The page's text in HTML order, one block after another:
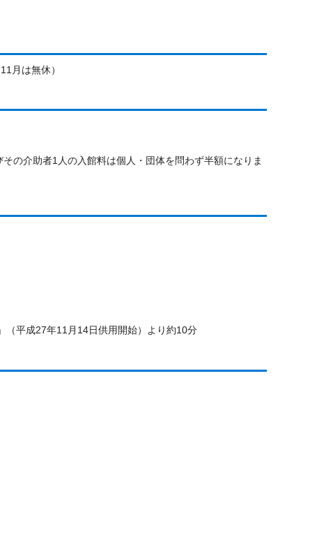
月は無休）
の介助者1人の入館料は個人・団体を問わず半額になりま
（平成27年11月14日供用開始）より約10分